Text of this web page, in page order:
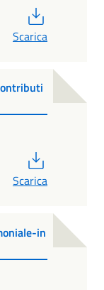
Scarica
Scarica
in